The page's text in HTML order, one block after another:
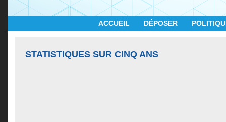
ACCUEIL DÉPOSER
STATISTIQUES SUR CINQ ANS